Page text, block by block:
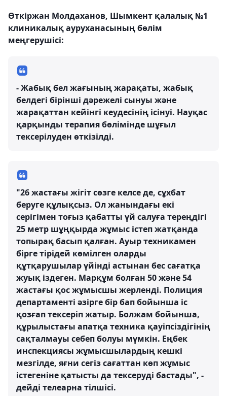
Өткіржан Молдаханов, Шымкент қалалық №1
клиникалық ауруханасының бөлім
меңгерушісі:
- Жабық бел жағының жарақаты, жабық
белдегі бірінші дәрежелі сынуы және
жарақаттан кейінгі кеудесінің ісінуі. Науқас
қарқынды терапия бөлімінде шұғыл
тексерілуден өткізілді.
"26 жастағы жігіт сөзге келсе де, сұхбат
беруге құлықсыз. Ол жанындағы екі
серігімен тоғыз қабатты үй салуға тереңдігі
25 метр шұңқырда жұмыс істеп жатқанда
топырақ басып қалған. Ауыр техникамен
бірге тірідей көмілген оларды
құтқарушылар үйінді астынан бес сағатқа
жуық іздеген. Марқұм болған 50 және 54
жастағы қос жұмысшы жерленді. Полиция
департаменті әзірге бір бап бойынша іс
қозғап тексеріп жатыр. Болжам бойынша,
құрылыстағы апатқа техника қауіпсіздігінің
сақталмауы себеп болуы мүмкін. Еңбек
инспекциясы жұмысшылардың кешкі
мезгілде, яғни сегіз сағаттан көп жұмыс
істегеніне қатысты да тексеруді бастады", -
дейді телеарна тілшісі.